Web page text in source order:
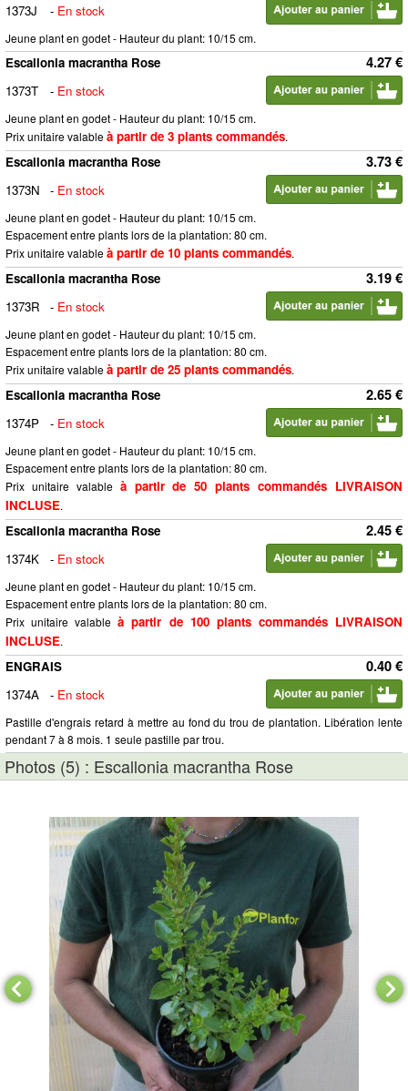
1373J
- En stock
Jeune plant en godet - Hauteur du plant: 10/15 cm.
4.27 €
Escallonia macrantha Rose
1373T
- En stock
Jeune plant en godet - Hauteur du plant: 10/15 cm.
Prix unitaire valableà partir de 3 plants commandés.
3.73 €
Escallonia macrantha Rose
1373N
- En stock
Jeune plant en godet - Hauteur du plant: 10/15 cm.
Espacement entre plants lors de la plantation: 80 cm.
Prix unitaire valableà partir de 10 plants commandés.
3.19 €
Escallonia macrantha Rose
1373R
- En stock
Jeune plant en godet - Hauteur du plant: 10/15 cm.
Espacement entre plants lors de la plantation: 80 cm.
Prix unitaire valableà partir de 25 plants commandés.
2.65 €
Escallonia macrantha Rose
1374P
- En stock
Jeune plant en godet - Hauteur du plant: 10/15 cm.
Espacement entre plants lors de la plantation: 80 cm.
Prix unitaire valable à partir de 50 plants commandés LIVRAISON
INCLUSE.
2.45 €
Escallonia macrantha Rose
1374K
- En stock
Jeune plant en godet - Hauteur du plant: 10/15 cm.
Espacement entre plants lors de la plantation: 80 cm.
Prix unitaire valableà partir de 100 plants commandés LIVRAISON
INCLUSE.
0.40 €
ENGRAIS
1374A
- En stock
Pastille d'engrais retard à mettre au fond du trou de plantation. Libération lente
pendant 7 à 8 mois. 1 seule pastille par trou.
Photos (5) : Escallonia macrantha Rose